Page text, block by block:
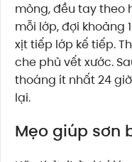
mỏng, đều tay theo
mỗi lớp, đợi khoảng
xịt tiếp lớp kế tiếp.
che phủ vết xước.
thoáng ít nhất 24
lại.
Mẹo giúp sơn